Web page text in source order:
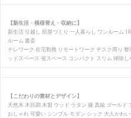
【新生活・模様替え・収納に】
新生活 引越し 部屋づくり 一人暮らし ワンルーム
ルーム 書斎
テレワーク 在宅勤務 リモートワーク デスク周り
ッドスペース 省スペース コンパクト スリム 掃除し
【こだわりの素材とデザイン】
天然木 木目調 木製 ウッド ラタン 籐 真鍮 ゴールド
おしゃれ 可愛い シンプル モダン シック 大人かわ